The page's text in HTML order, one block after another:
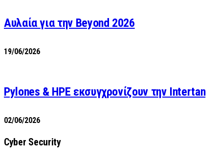
Αυλαία για την Beyond 2026
19/06/2026
Pylones & HPE εκσυγχρονίζουν την Intertan
02/06/2026
Cyber Security